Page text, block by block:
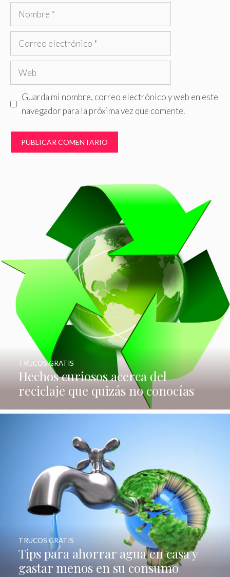
Nombre
Correo
Web
Guarda mi nombre, correo electrónico y web en este
navegador para la próxima vez que comente.
Hechos curiosos acerca del
reciclaje que quizás no conocías
TRUCOS GRATIS
Tips para ahorrar agua en casa y
gastar menos en su consumo
TRUCOS GRATIS